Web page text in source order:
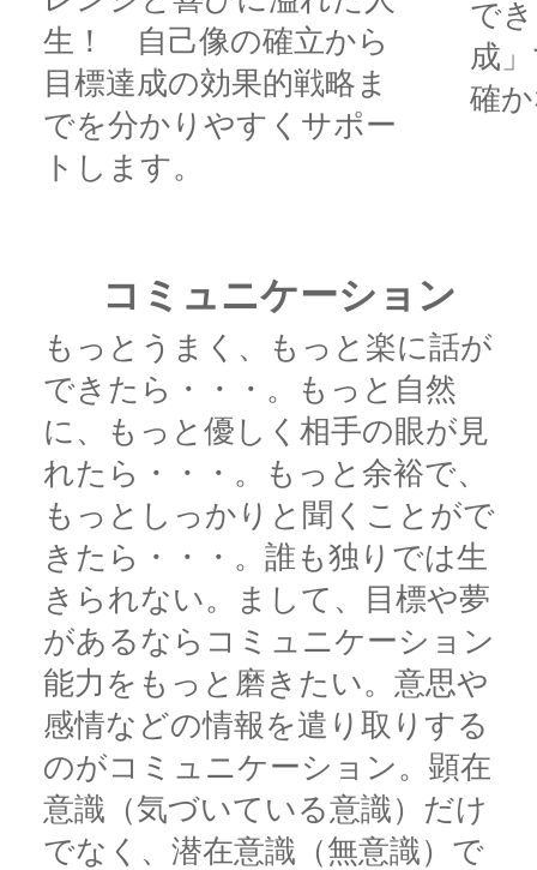
生！ 自己像の確立から
目標達成の効果的戦略ま
でを分かりやすくサポー
トします。
で
成
確
コミュニケーション
もっとうまく、もっと楽に話が
できたら・・・。もっと自然
に、もっと優しく相手の眼が見
れたら・・・。もっと余裕で、
もっとしっかりと聞くことがで
きたら・・・。誰も独りでは生
きられない。まして、目標や夢
があるならコミュニケーション
能力をもっと磨きたい。意思や
感情などの情報を遣り取りする
のがコミュニケーション。顕在
意識（気づいている意識）だけ
でなく、潜在意識（無意識）で